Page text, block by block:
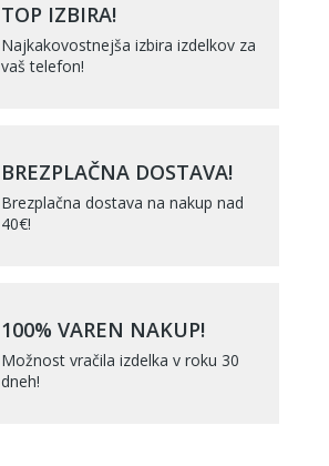
TOP IZBIRA!
Najkakovostnejša izbira izdelkov za
vaš telefon!
BREZPLAČNA DOSTAVA!
Brezplačna dostava na nakup nad
40€!
100% VAREN NAKUP!
Možnost vračila izdelka v roku 30
dneh!